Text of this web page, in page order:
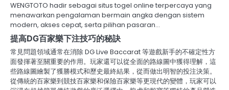
WENGTOTO hadir sebagai situs togel online terpercaya yang
menawarkan pengalaman bermain angka dengan sistem
modern, akses cepat, serta pilihan pasaran…
提高DG百家樂下注技巧的秘訣
常見問題領域通常在消除 DG Live Baccarat 等遊戲新手的不確定性方
面發揮著至關重要的作用。玩家還可以從全面的路線圖中獲得理解，這
些路線圖繪製了獲勝模式和歷史最終結果，從而做出明智的投注決策。
從傳統的百家樂到競技百家樂和保險百家樂等更現代的變體，玩家可以